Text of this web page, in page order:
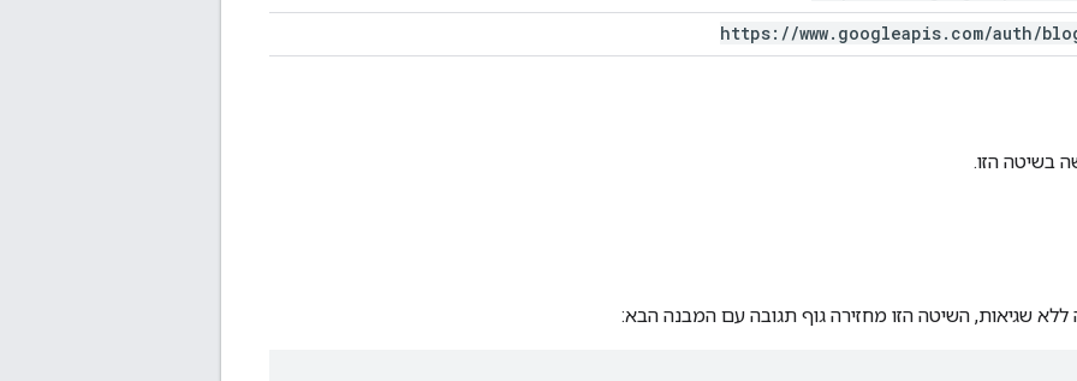
https: //www. googleapis. com/auth/
בשיטה הזו.
שגיאות, השיטה הזו מחזירה גוף תגובה עם המבנה הבא: